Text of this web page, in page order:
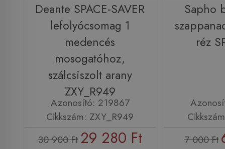
Deante SPACE-SAVER
lefolyócsomag 1
medencés
mosogatóhoz,
szálcsiszolt arany
ZXY_R949
Azonosító: 219867
Cikkszám: ZXY_R949
30 900 Ft 29 280 Ft
Sapho
réz
7 000 Ft